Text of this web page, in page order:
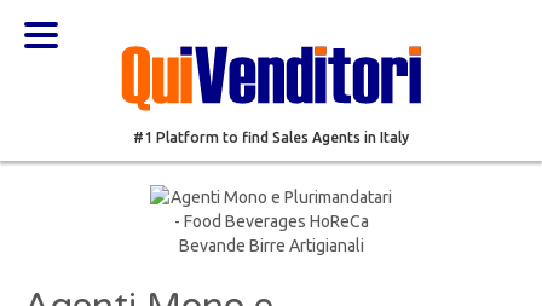
#1 Platform to find Sales Agents in Italy